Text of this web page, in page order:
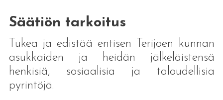
Säätiön tarkoitus
Tukea ja edistää entisen Terijoen kunnan
asukkaiden ja heidän jälkeläistensä
henkisiä, sosiaalisia ja taloudellisia
pyrintöjä.